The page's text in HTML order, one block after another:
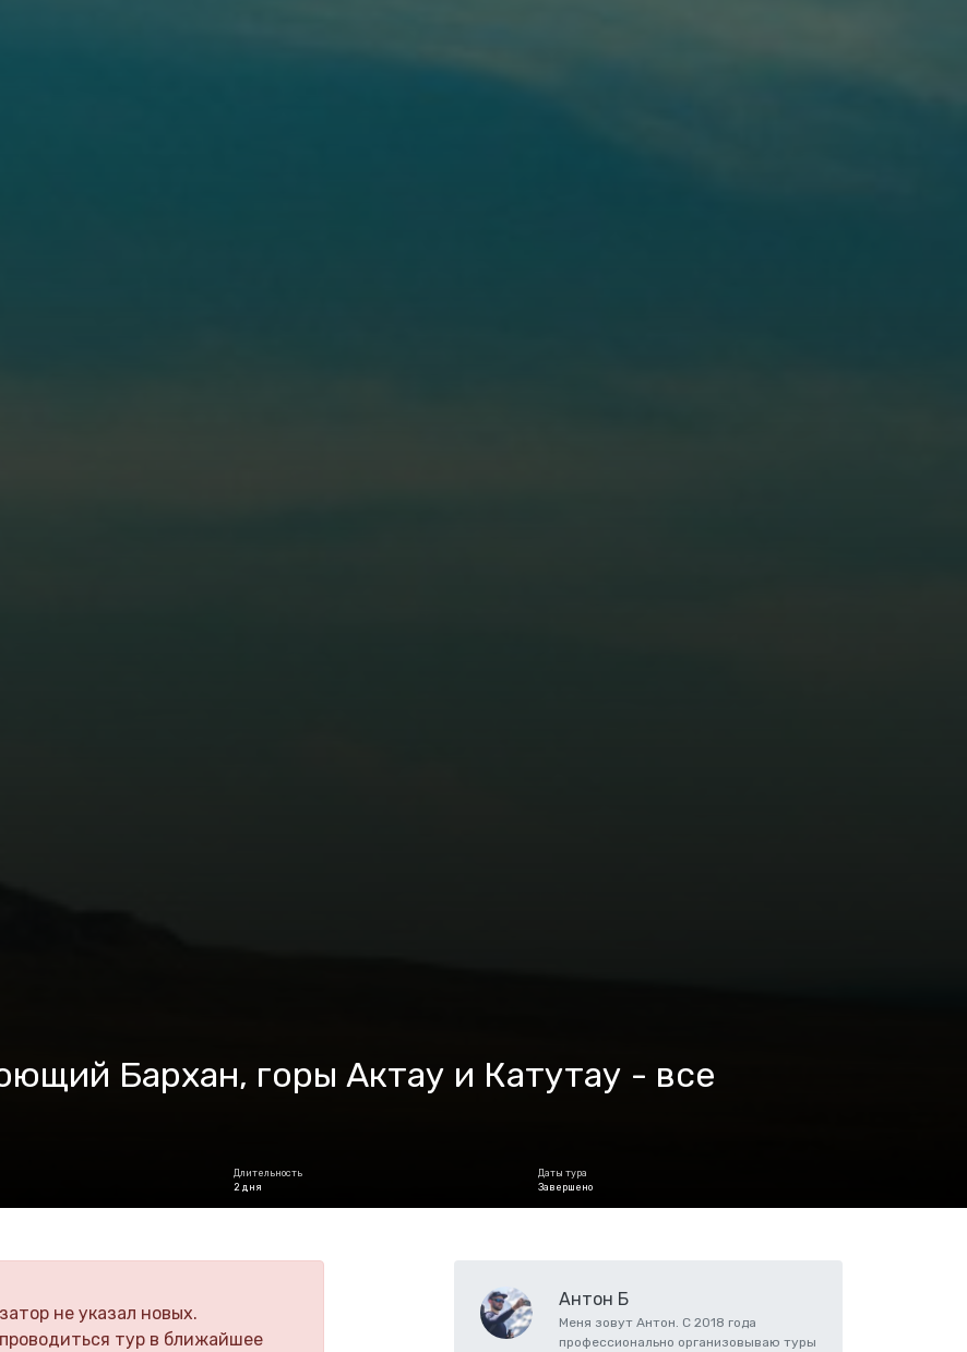
Бархан, горы Актау и Катутау - все
Длительность
2 дня
Даты тура
Завершено
не указал новых.
тур в ближайшее
Антон Б
Меня зовут Антон. С 2018 года
профессионально организовываю туры